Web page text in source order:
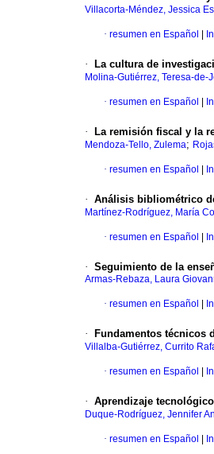
Villacorta-Méndez, Jessica
· resumen en Español
· La cultura de
Molina-Gutiérrez, Teresa-de-
· resumen en Español
· La remisión fiscal y la
Mendoza-Tello, Zulema;
· resumen en Español
· Análisis bibliométrico
Martínez-Rodríguez, María
· resumen en Español
· Seguimiento de la
Armas-Rebaza, Laura
· resumen en Español
· Fundamentos técnicos
Villalba-Gutiérrez, Currito
· resumen en Español
· Aprendizaje
Duque-Rodríguez, Jennifer
· resumen en Español